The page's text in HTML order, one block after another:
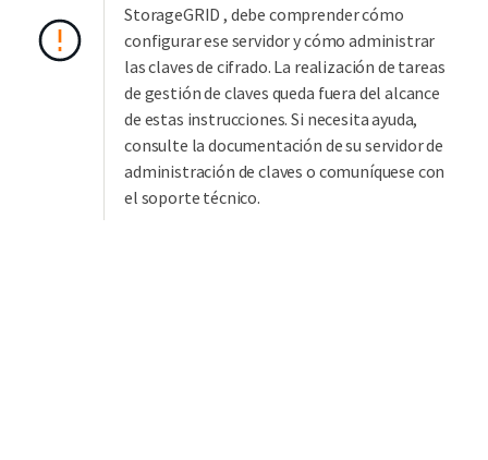
StorageGRID , debe comprender cómo
configurar ese servidor y cómo administrar
las claves de cifrado. La realización de tareas
de gestión de claves queda fuera del alcance
de estas instrucciones. Si necesita ayuda,
consulte la documentación de su servidor de
administración de claves o comuníquese con
el soporte técnico.